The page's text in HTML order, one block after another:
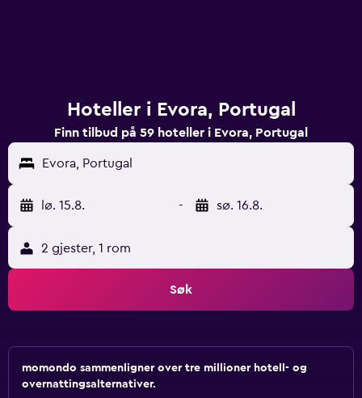
Hoteller i Evora, Portugal
Finn tilbud på 59 hoteller i Evora, Portugal
Evora, Portugal
lø. 15.8. - sø. 16.8.
2 gjester, 1 rom
Søk
momondo sammenligner over tre millioner hotell- og
overnattingsalternativer.